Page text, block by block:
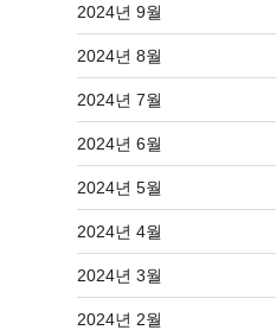
2024년 9월
2024년 8월
2024년 7월
2024년 6월
2024년 5월
2024년 4월
2024년 3월
2024년 2월